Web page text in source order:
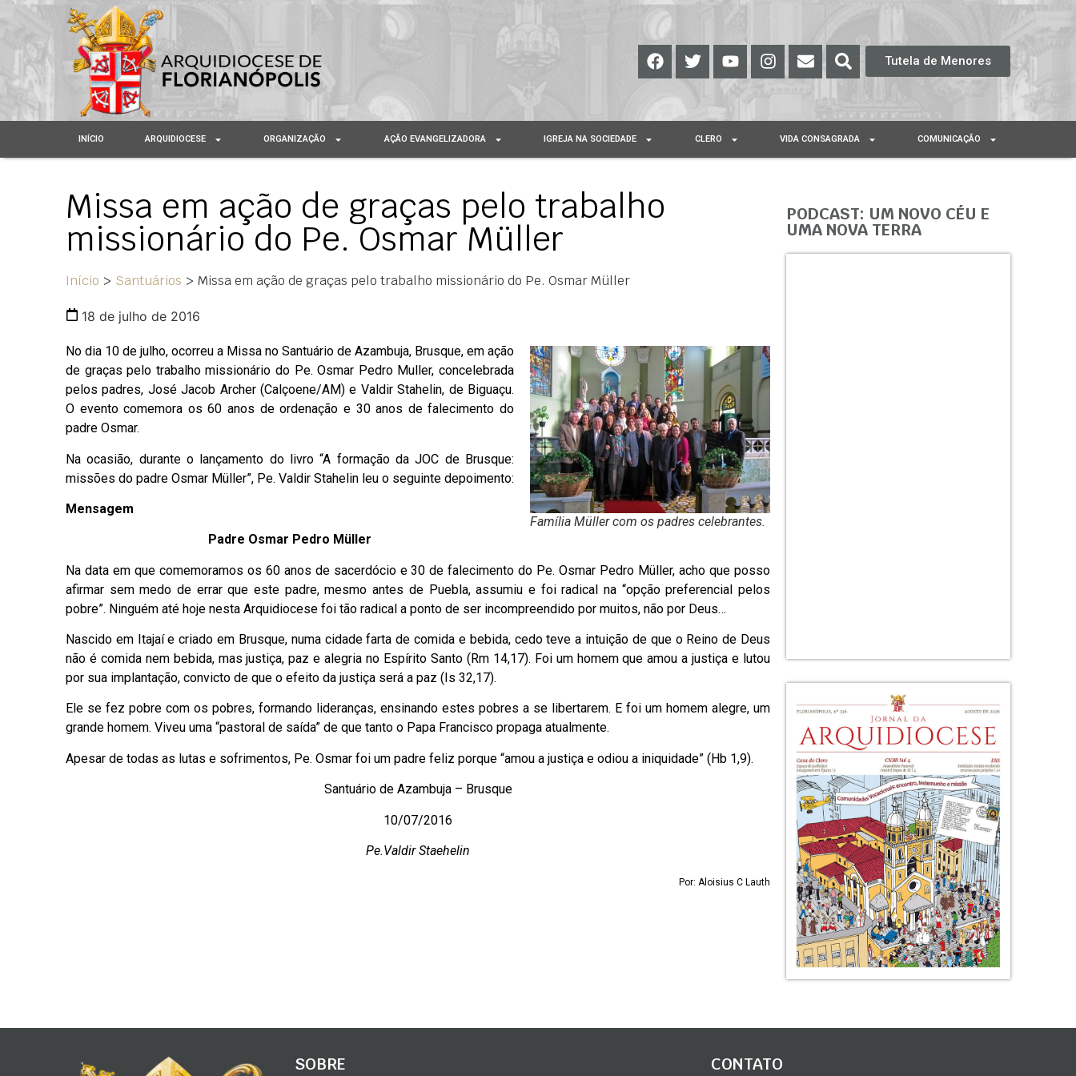
Tutela de Menores
INÍCIO ARQUIDIOCESE ORGANIZAÇÃO AÇÃO EVANGELIZADORA IGREJA NA SOCIEDADE CLERO VIDA CONSAGRADA COMUNICAÇÃO
Missa em ação de graças pelo trabalho
missionário do Pe. Osmar Müller
Início > Santuários > Missa em ação de graças pelo trabalho missionário do Pe. Osmar Müller
18 de julho de 2016
Família Müller com os padres celebrantes.
No dia 10 de julho, ocorreu a Missa no Santuário de Azambuja, Brusque, em ação
de graças pelo trabalho missionário do Pe. Osmar Pedro Muller, concelebrada
pelos padres, José Jacob Archer (Calçoene/AM) e Valdir Stahelin, de Biguaçu.
O evento comemora os 60 anos de ordenação e 30 anos de falecimento do
padre Osmar.
Na ocasião, durante o lançamento do livro “A formação da JOC de Brusque:
missões do padre Osmar Müller”, Pe. Valdir Stahelin leu o seguinte depoimento:
Mensagem
Padre Osmar Pedro Müller
Na data em que comemoramos os 60 anos de sacerdócio e 30 de falecimento do Pe. Osmar Pedro Müller, acho que posso
afirmar sem medo de errar que este padre, mesmo antes de Puebla, assumiu e foi radical na “opção preferencial pelos
pobre”. Ninguém até hoje nesta Arquidiocese foi tão radical a ponto de ser incompreendido por muitos, não por Deus…
Nascido em Itajaí e criado em Brusque, numa cidade farta de comida e bebida, cedo teve a intuição de que o Reino de Deus
não é comida nem bebida, mas justiça, paz e alegria no Espírito Santo (Rm 14,17). Foi um homem que amou a justiça e lutou
por sua implantação, convicto de que o efeito da justiça será a paz (Is 32,17).
Ele se fez pobre com os pobres, formando lideranças, ensinando estes pobres a se libertarem. E foi um homem alegre, um
grande homem. Viveu uma “pastoral de saída” de que tanto o Papa Francisco propaga atualmente.
Apesar de todas as lutas e sofrimentos, Pe. Osmar foi um padre feliz porque “amou a justiça e odiou a iniquidade” (Hb 1,9).
Santuário de Azambuja – Brusque
10/07/2016
Pe.Valdir Staehelin
Por: Aloisius C Lauth
PODCAST: UM NOVO CÉU E
UMA NOVA TERRA
SOBRE CONTATO